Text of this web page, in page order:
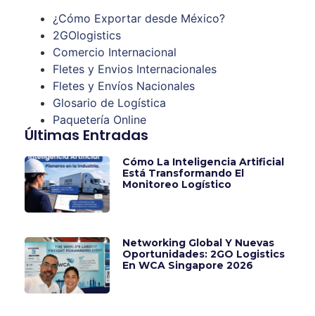
¿Cómo Exportar desde México?
2GOlogistics
Comercio Internacional
Fletes y Envios Internacionales
Fletes y Envíos Nacionales
Glosario de Logística
Paquetería Online
Últimas Entradas
Cómo La Inteligencia Artificial
Está Transformando El
Monitoreo Logístico
Networking Global Y Nuevas
Oportunidades: 2GO Logistics
En WCA Singapore 2026